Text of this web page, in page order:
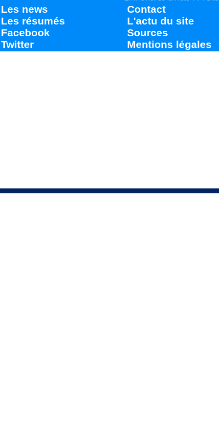
Les news
Les résumés
Facebook
Twitter
Contact
L'actu du site
Sources
Mentions légales